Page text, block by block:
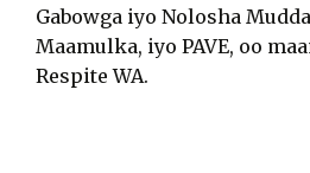
Gabowga iyo Nolosha
Maamulka, iyo PAVE, oo
Respite WA.